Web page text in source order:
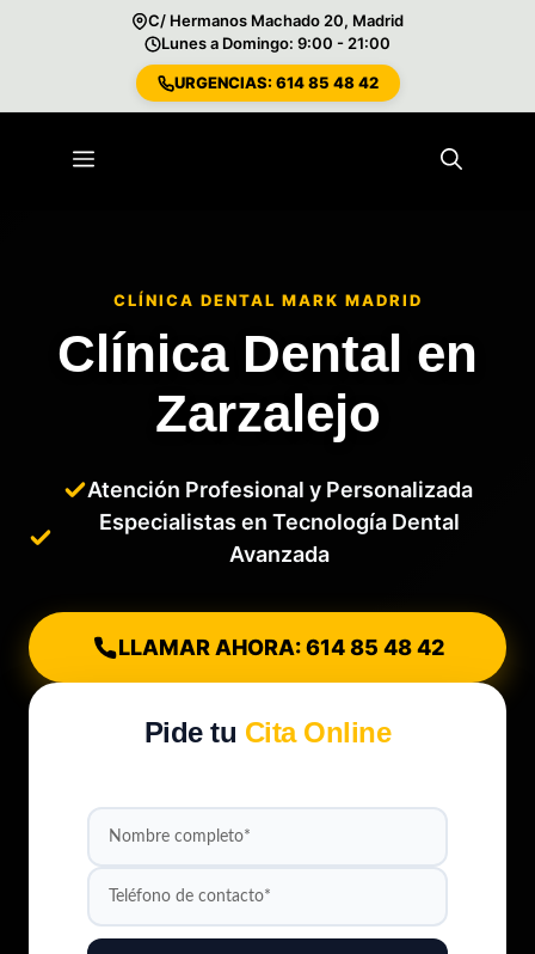
C/ Hermanos Machado 20, Madrid
Lunes a Domingo: 9:00 - 21:00
URGENCIAS: 614 85 48 42
Menú
CLÍNICA DENTAL MARK MADRID
Clínica Dental en
Zarzalejo
Atención Profesional y Personalizada
Especialistas en Tecnología Dental
Avanzada
LLAMAR AHORA: 614 85 48 42
Pide tu Cita Online